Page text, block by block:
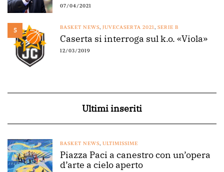
07/04/2021
5 BASKET NEWS, JUVECASERTA 2021, SERIE B
Caserta si interroga sul k.o. «Viola»
12/03/2019
Ultimi inseriti
BASKET NEWS, ULTIMISSIME
Piazza Paci a canestro con un’opera
d’arte a cielo aperto